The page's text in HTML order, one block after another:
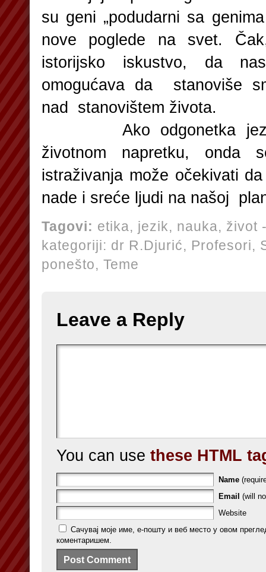
su geni „podudarni sa
nove poglede na svet.
istorijsko iskustvo, da
omogućava da stanoviše
nad stanovištem života.
Ako odgonetka jezika
životnom napretku,
istraživanja može očekivati
nade i sreće ljudi na našoj
Tagovi: etika, jezik, nauka, život
kategoriji: dr R.Djurić, Profesori,
ponešto, Teme
Leave a Reply
You can use these HTML
Name
Email (will
Website
Сачувај моје име, е-пошту и веб место у овом
коментаришем.